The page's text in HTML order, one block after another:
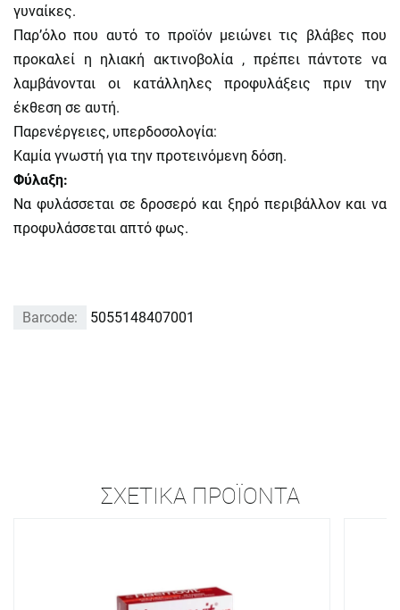
γυναίκες.
Παρ’όλο που αυτό το προϊόν μειώνει τις βλάβες που
προκαλεί η ηλιακή ακτινοβολία , πρέπει πάντοτε να
λαμβάνονται οι κατάλληλες προφυλάξεις πριν την
έκθεση σε αυτή.
Παρενέργειες, υπερδοσολογία:
Καμία γνωστή για την προτεινόμενη δόση.
Φύλαξη:
Να φυλάσσεται σε δροσερό και ξηρό περιβάλλον και να
προφυλάσσεται απτό φως.
Barcode: 5055148407001
ΣΧΕΤΙΚΆ ΠΡΟΪΌΝΤΑ